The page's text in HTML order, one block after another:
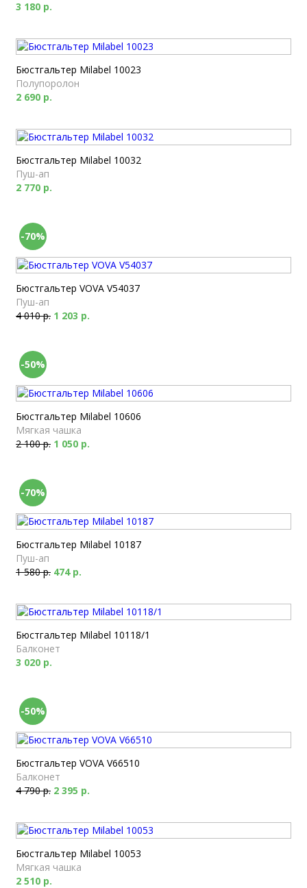
3 180 р.
Бюстгальтер Milabel 10023
Полупоролон
2 690 р.
Бюстгальтер Milabel 10032
Пуш-ап
2 770 р.
-70%
Бюстгальтер VOVA V54037
Пуш-ап
4 010 р. 1 203 р.
-50%
Бюстгальтер Milabel 10606
Мягкая чашка
2 100 р. 1 050 р.
-70%
Бюстгальтер Milabel 10187
Пуш-ап
1 580 р. 474 р.
Бюстгальтер Milabel 10118/1
Балконет
3 020 р.
-50%
Бюстгальтер VOVA V66510
Балконет
4 790 р. 2 395 р.
Бюстгальтер Milabel 10053
Мягкая чашка
2 510 р.